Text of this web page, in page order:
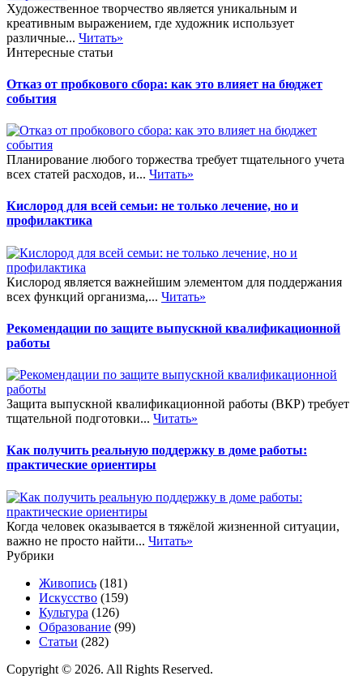
Художественное творчество является уникальным и
креативным выражением, где художник использует
различные... Читать»
Интересные статьи
Отказ от пробкового сбора: как это влияет на бюджет
события
Планирование любого торжества требует тщательного учета
всех статей расходов, и... Читать»
Кислород для всей семьи: не только лечение, но и
профилактика
Кислород является важнейшим элементом для поддержания
всех функций организма,... Читать»
Рекомендации по защите выпускной квалификационной
работы
Защита выпускной квалификационной работы (ВКР) требует
тщательной подготовки... Читать»
Как получить реальную поддержку в доме работы:
практические ориентиры
Когда человек оказывается в тяжёлой жизненной ситуации,
важно не просто найти... Читать»
Рубрики
Живопись (181)
Искусство (159)
Культура (126)
Образование (99)
Статьи (282)
Copyright © 2026. All Rights Reserved.